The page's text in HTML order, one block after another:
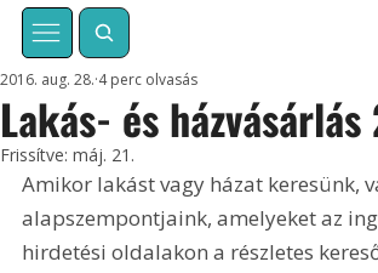
Lakás- és házvásárlás
2016. aug. 28. 4 perc olvasás
Frissítve:máj. 21.
Amikor lakást vagy házat keresünk,
alapszempontjaink, amelyeket az
hirdetési oldalakon a részletes